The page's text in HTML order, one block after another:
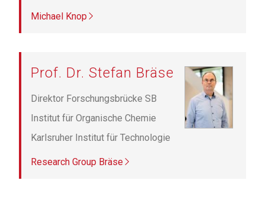
Michael Knop
Prof. Dr. Stefan Bräse
Direktor Forschungsbrücke SB
Institut für Organische Chemie
Karlsruher Institut für Technologie
Research Group Bräse